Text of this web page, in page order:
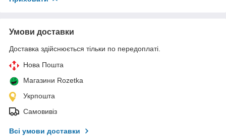
Умови доставки
Доставка здійснюється тільки по передоплаті.
Нова Пошта
Магазини Rozetka
Укрпошта
Самовивіз
Всі умови доставки